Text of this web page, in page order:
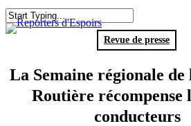
Skip
to
main
Close
Revue de presse
La Semaine régionale de
Routière récompense
conducteurs